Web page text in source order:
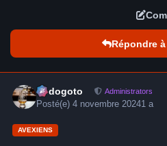
Répondre
frédogoto Administrators
Posté(e)4 novembre 20241 a
AVEXIENS